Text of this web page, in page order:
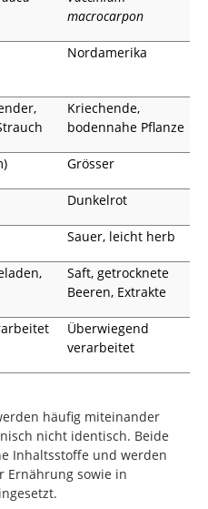
macrocarpon
Nordamerika
Kriechende,
bodennahe Pflanze
Grösser
Dunkelrot
Sauer, leicht herb
Saft, getrocknete
Beeren, Extrakte
Überwiegend
verarbeitet
häufig miteinander
nicht identisch. Beide
Inhaltsstoffe und werden
Ernährung sowie in